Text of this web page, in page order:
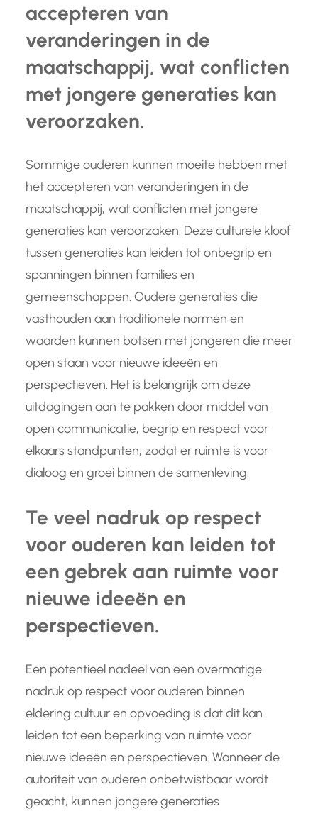
accepteren van
veranderingen in de
maatschappij, wat conflicten
met jongere generaties kan
veroorzaken.
Sommige ouderen kunnen moeite hebben met
het accepteren van veranderingen in de
maatschappij, wat conflicten met jongere
generaties kan veroorzaken. Deze culturele kloof
tussen generaties kan leiden tot onbegrip en
spanningen binnen families en
gemeenschappen. Oudere generaties die
vasthouden aan traditionele normen en
waarden kunnen botsen met jongeren die meer
open staan voor nieuwe ideeën en
perspectieven. Het is belangrijk om deze
uitdagingen aan te pakken door middel van
open communicatie, begrip en respect voor
elkaars standpunten, zodat er ruimte is voor
dialoog en groei binnen de samenleving.
Te veel nadruk op respect
voor ouderen kan leiden tot
een gebrek aan ruimte voor
nieuwe ideeën en
perspectieven.
Een potentieel nadeel van een overmatige
nadruk op respect voor ouderen binnen
eldering cultuur en opvoeding is dat dit kan
leiden tot een beperking van ruimte voor
nieuwe ideeën en perspectieven. Wanneer de
autoriteit van ouderen onbetwistbaar wordt
geacht, kunnen jongere generaties